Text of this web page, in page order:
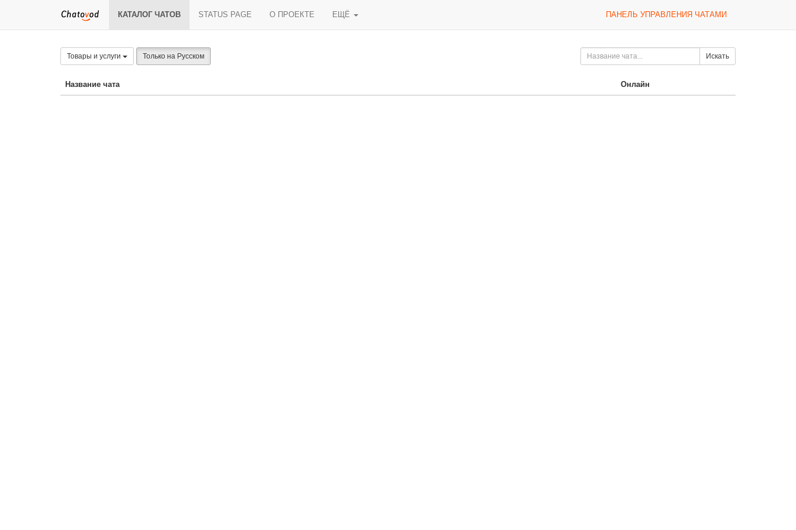
КАТАЛОГ ЧАТОВ STATUS PAGE О ПРОЕКТЕ ЕЩЁ ПАНЕЛЬ УПРАВЛЕНИЯ ЧАТАМИ
Товары и услуги Только на Русском Искать
Название чата Онлайн